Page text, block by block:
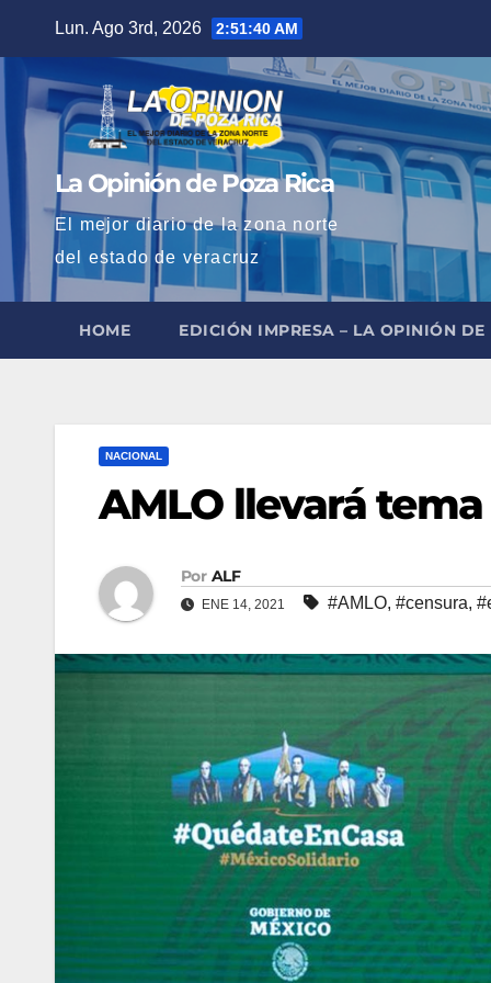
contenido
Lun. Ago 3rd, 2026 2:51:41 AM
La Opinión de Poza Rica
El mejor diario de la zona norte
del estado de veracruz
HOME EDICIÓN IMPRESA – LA OPINIÓN DE
NACIONAL
AMLO llevará
Por ALF
ENE 14, 2021 #AMLO, #censura,